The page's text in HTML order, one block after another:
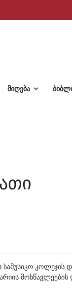
მიღება
სამუსიკო
მოსწავლეების